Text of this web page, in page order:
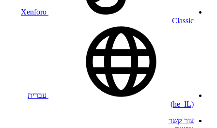
Xenforo
Classic
עברית
(he_IL)
צור קשר